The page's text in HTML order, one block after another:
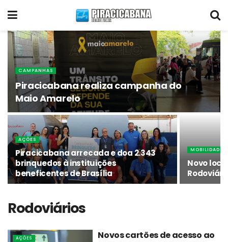
CAMPANHAS
Piracicabana realiza campanha do
Maio Amarelo
AÇÕES
Piracicabana arrecada e doa 2.343
brinquedos à instituições
beneficentes de Brasília
MOBILIDADE
Novo
Rodoviários
AÇÕES
Novos cartões de acesso ao